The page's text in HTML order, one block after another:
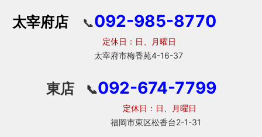
太宰府店 📞092-985-8770
定休日：日、月曜日
太宰府市梅香苑4-16-37
東店 📞092-674-7799
定休日：日、月曜日
福岡市東区松香台2-1-31